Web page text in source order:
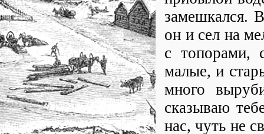
замешкался.
он и сел на
с топорами,
малые, и
много
сказываю
нас, чуть не